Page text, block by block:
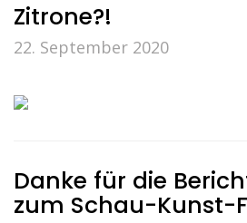
Zitrone?!
22. September 2020
Danke für die
zum Schau-Kunst-